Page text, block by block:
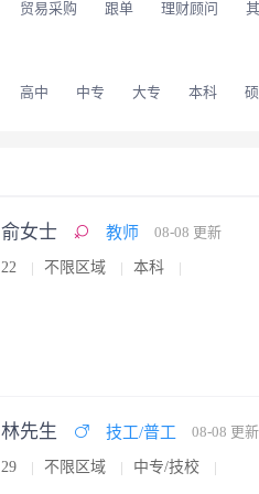
贸易采购 跟单 理财顾问
高中 中专 大专 本科
俞女士 教师 08-08 更新
22 不限区域 本科
林先生 技工/普工 08-08 更新
29 不限区域 中专/技校